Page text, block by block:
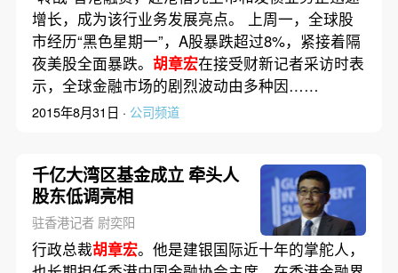
增长，成为该行业务发展亮点。 上周一，全球股
市经历“黑色星期一”，A股暴跌超过8%，紧接着隔
夜美股全面暴跌。 胡章宏在接受财新记者采访时表
示，全球金融市场的剧烈波动由多种因……
2015年8月31日 · 公司频道
千亿大湾区基金成立 牵头人
股东低调亮相
驻香港记者 尉奕阳
行政总裁胡章宏。他是建银国际近十年的掌舵人，